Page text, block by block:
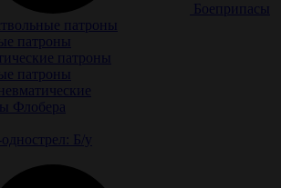
Боеприпасы
патроны
патроны
патроны
патроны
Флобера
Б/у